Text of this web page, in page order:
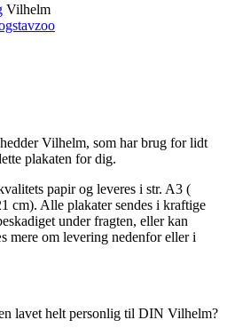
Vilhelm
Vilhelm, som har brug for lidt
plakaten for dig.
papir og leveres i str. A3 (
cm). Alle plakater sendes i kraftige
under fragten, eller kan
mere om levering nedenfor eller i
lavet helt personlig til DIN Vilhelm?